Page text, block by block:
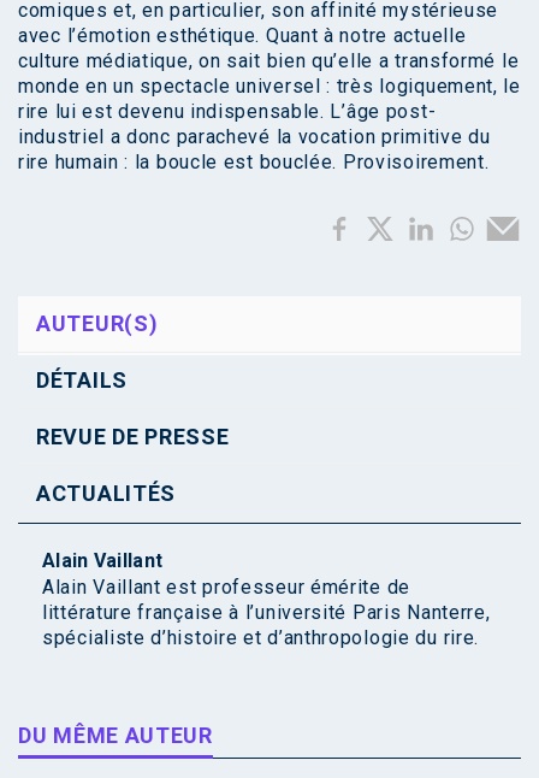
comiques et, en particulier, son affinité mystérieuse
avec l’émotion esthétique. Quant à notre actuelle
culture médiatique, on sait bien qu’elle a transformé le
monde en un spectacle universel : très logiquement, le
rire lui est devenu indispensable. L’âge post-
industriel a donc parachevé la vocation primitive du
rire humain : la boucle est bouclée. Provisoirement.
AUTEUR(S)
DÉTAILS
REVUE DE PRESSE
ACTUALITÉS
Alain Vaillant
Alain Vaillant est professeur émérite de
littérature française à l’université Paris Nanterre,
spécialiste d’histoire et d’anthropologie du rire.
DU MÊME AUTEUR